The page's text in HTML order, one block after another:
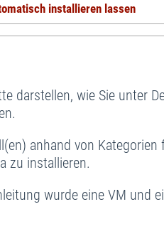
installieren lassen
darstellen, wie Sie unter
anhand von
zu installieren.
wurde eine VM und